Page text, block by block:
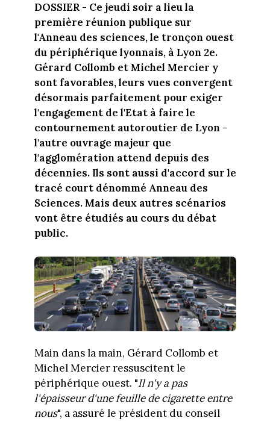
DOSSIER - Ce jeudi soir a lieu la
première réunion publique sur
l'Anneau des sciences, le tronçon ouest
du périphérique lyonnais, à Lyon 2e.
Gérard Collomb et Michel Mercier y
sont favorables, leurs vues convergent
désormais parfaitement pour exiger
l'engagement de l'Etat à faire le
contournement autoroutier de Lyon -
l'autre ouvrage majeur que
l'agglomération attend depuis des
décennies. Ils sont aussi d'accord sur le
tracé court dénommé Anneau des
Sciences. Mais deux autres scénarios
vont être étudiés au cours du débat
public.
Main dans la main, Gérard Collomb et
Michel Mercier ressuscitent le
périphérique ouest. "Il n'y a pas
l'épaisseur d'une feuille de cigarette entre
nous", a assuré le président du conseil